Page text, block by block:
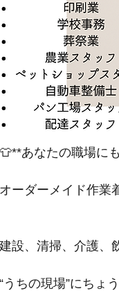
👕**あなたの職場に
オーダーメイド作業
建設、清掃、介護、
“うちの現場”にちょ